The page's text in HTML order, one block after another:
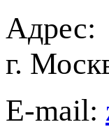
Адрес:
г.
E-mail: